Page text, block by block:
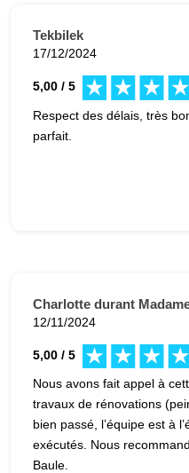
Tekbilek
17/12/2024
5,00 / 5
Respect des délais, très
parfait.
Charlotte durant
12/11/2024
5,00 / 5
Nous avons fait appel à
travaux de rénovations
bien passé, l’équipe est à
exécutés. Nous
Baule.